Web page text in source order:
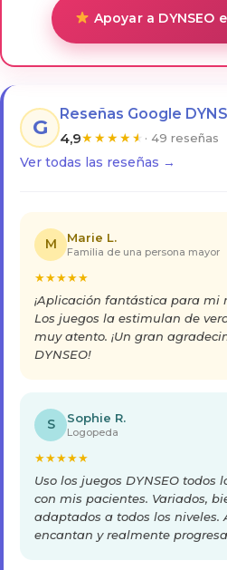
Apoyar a DYNSEO
G
Reseñas Google
4,9★★★★★ · 49 reseñas
Ver todas las reseñas →
M Marie L.
Familia de una persona mayor
★★★★★
¡Aplicación fantástica para mi
Los juegos la estimulan de
muy atento. ¡Un gran
DYNSEO!
S Sophie R.
Logopeda
★★★★★
Uso los juegos DYNSEO todos
con mis pacientes. Variados,
adaptados a todos los niveles.
encantan y realmente